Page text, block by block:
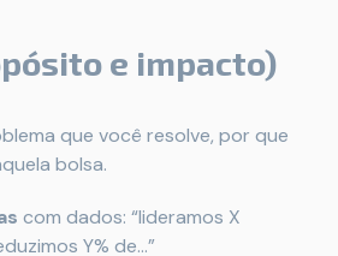
e impacto)
que você resolve, por que
bolsa.
com dados: “lideramos X
Y% de…”